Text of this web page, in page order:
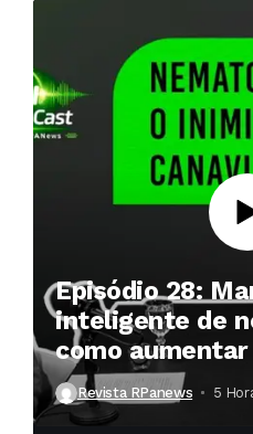
Episódio 28:
inteligente de
como
produtividade
Revista RPanews 5